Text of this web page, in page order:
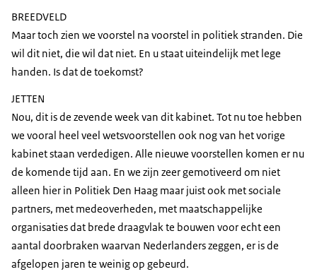
BREEDVELD
Maar toch zien we voorstel na voorstel in politiek stranden. Die
wil dit niet, die wil dat niet. En u staat uiteindelijk met lege
handen. Is dat de toekomst?
JETTEN
Nou, dit is de zevende week van dit kabinet. Tot nu toe hebben
we vooral heel veel wetsvoorstellen ook nog van het vorige
kabinet staan verdedigen. Alle nieuwe voorstellen komen er nu
de komende tijd aan. En we zijn zeer gemotiveerd om niet
alleen hier in Politiek Den Haag maar juist ook met sociale
partners, met medeoverheden, met maatschappelijke
organisaties dat brede draagvlak te bouwen voor echt een
aantal doorbraken waarvan Nederlanders zeggen, er is de
afgelopen jaren te weinig op gebeurd.